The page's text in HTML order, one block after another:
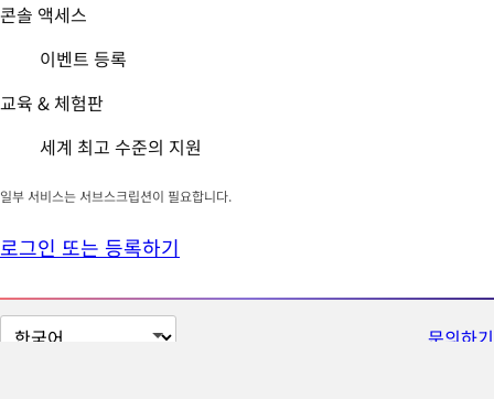
콘솔 액세스
이벤트 등록
교육 & 체험판
세계 최고 수준의 지원
일부 서비스는 서브스크립션이 필요합니다.
로그인 또는 등록하기
페
문의하기